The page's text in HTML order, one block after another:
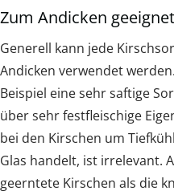
Zum Andicken
Generell kann jede
Andicken verwendet
Beispiel eine sehr saftige
über sehr festfleischige
bei den Kirschen um
Glas handelt, ist irrelevant.
geerntete Kirschen als die